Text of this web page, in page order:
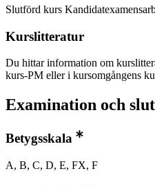
Slutförd kurs
Kurslitteratur
Du hittar information om
kurs-PM eller i kursomgångens
Examination och
Betygsskala
A, B, C, D, E, FX, F